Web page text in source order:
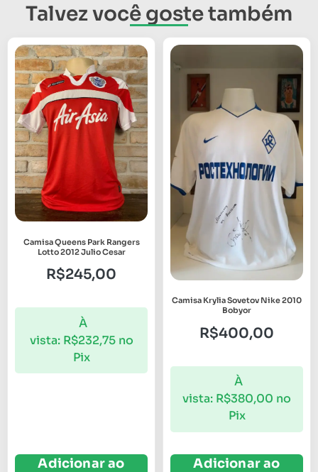
Talvez você goste também
Camisa Queens Park Rangers
Lotto 2012 Julio Cesar
R$245,00
À
vista: R$232,75 no
Pix
Adicionar ao
Camisa Krylia Sovetov Nike 2010
Bobyor
R$400,00
À
vista: R$380,00 no
Pix
Adicionar ao